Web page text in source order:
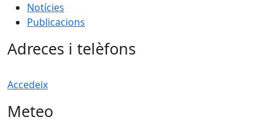
Notícies
Publicacions
Adreces i telèfons
Accedeix
Meteo